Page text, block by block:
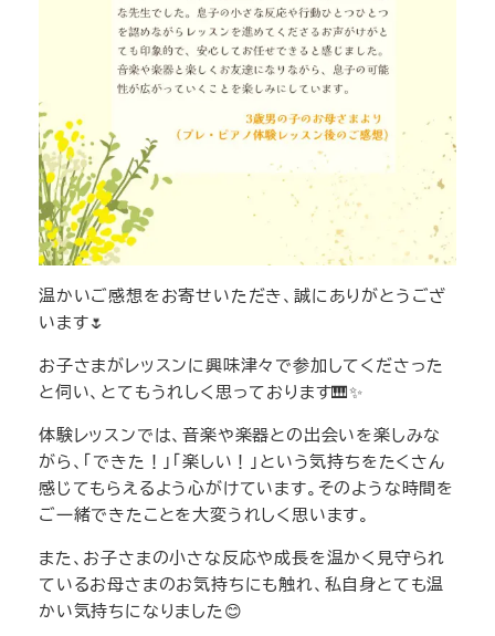
温かいご感想をお寄せいただき、誠にありがとうござ
います🌷
お子さまがレッスンに興味津々で参加してくださった
と伺い、とてもうれしく思っております🎹✨
体験レッスンでは、音楽や楽器との出会いを楽しみな
がら、「できた！」「楽しい！」という気持ちをたくさん
感じてもらえるよう心がけています。そのような時間を
ご一緒できたことを大変うれしく思います。
また、お子さまの小さな反応や成長を温かく見守られ
ているお母さまのお気持ちにも触れ、私自身とても温
かい気持ちになりました😊